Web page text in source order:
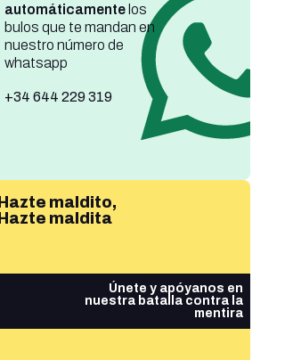
automáticamentelos
bulos que te mandan en
nuestro número de
whatsapp
+34 644 229 319
Hazte maldito,
Hazte maldita
Únete y apóyanos en
nuestra batalla contra la
mentira